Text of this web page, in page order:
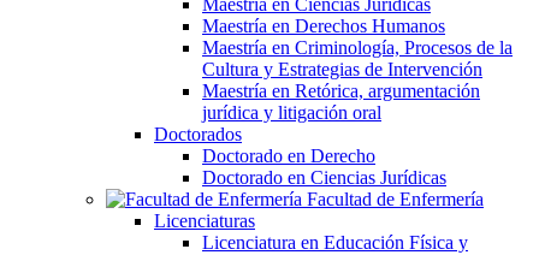
Maestría en Ciencias Jurídicas
Maestría en Derechos Humanos
Maestría en Criminología, Procesos de la
Cultura y Estrategias de Intervención
Maestría en Retórica, argumentación
jurídica y litigación oral
Doctorados
Doctorado en Derecho
Doctorado en Ciencias Jurídicas
Facultad de Enfermería
Licenciaturas
Licenciatura en Educación Física y